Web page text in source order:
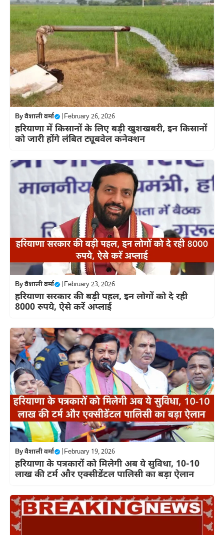
Byवैशाली वर्मा February 26, 2026
हरियाणा में किसानों के लिए बड़ी खुशखबरी, इन किसानों
को जारी होंगे लंबित ट्यूबवेल कनेक्शन
Byवैशाली वर्मा February 23, 2026
हरियाणा सरकार की बड़ी पहल, इन लोगों को दे रही
8000 रुपये, ऐसे करें अप्लाई
Byवैशाली वर्मा February 19, 2026
हरियाणा के पत्रकारों को मिलेगी अब ये सुविधा, 10-10
लाख की टर्म और एक्सीडेंटल पालिसी का बड़ा ऐलान